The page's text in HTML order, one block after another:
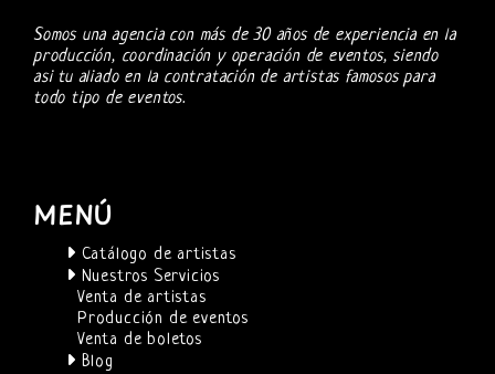
Somos una agencia con más de 30 años de experiencia en la
producción, coordinación y operación de eventos, siendo
asi tu aliado en la contratación de artistas famosos para
todo tipo de eventos.
MENÚ
Catálogo de artistas
Nuestros Servicios
Venta de artistas
Producción de eventos
Venta de boletos
Blog